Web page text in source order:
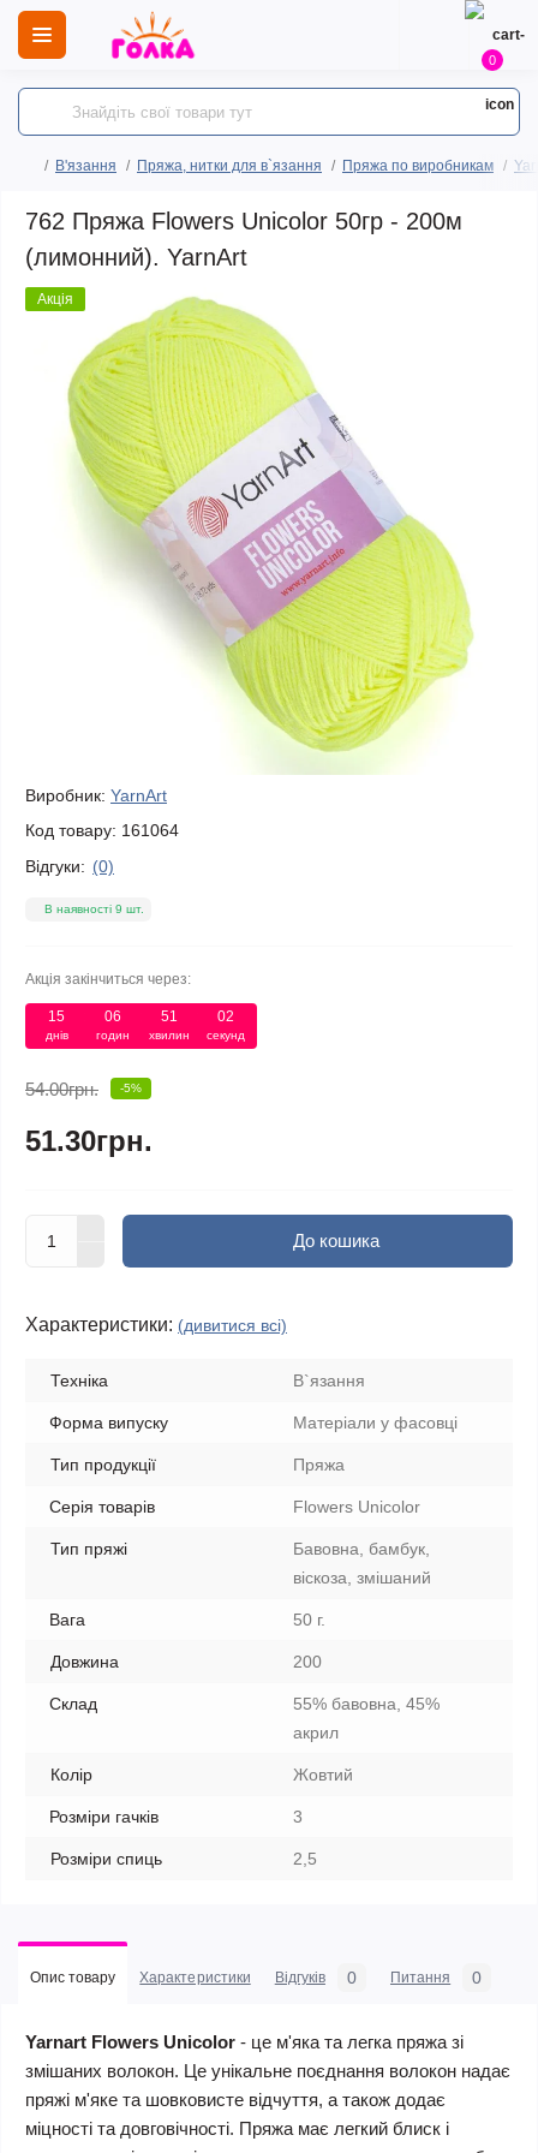
0
В'язання Пряжа, нитки для в`язання Пряжа по виробникам
762 Пряжа Flowers Unicolor 50гр - 200м
(лимонний). YarnArt
Акція
Виробник: YarnArt
Код товару: 161064
Відгуки: (0)
В наявності 9 шт.
Акція закінчиться через:
15
днів
06
годин
51
хвилин
02
секунд
54.00грн. -5%
51.30грн.
До кошика
Характеристики: (дивитися всі)
Техніка В`язання
Форма випуску Матеріали у фасовці
Тип продукції Пряжа
Серія товарів Flowers Unicolor
Тип пряжі
Бавовна, бамбук,
віскоза, змішаний
Вага 50 г.
Довжина 200
Склад
55% бавовна, 45%
акрил
Колір Жовтий
Розміри гачків 3
Розміри спиць 2,5
Опис товару Характеристики Відгуків 0 Питання 0
Yarnart Flowers Unicolor - це м'яка та легка пряжа зі
змішаних волокон. Це унікальне поєднання волокон надає
пряжі м'яке та шовковисте відчуття, а також додає
міцності та довговічності. Пряжа має легкий блиск і